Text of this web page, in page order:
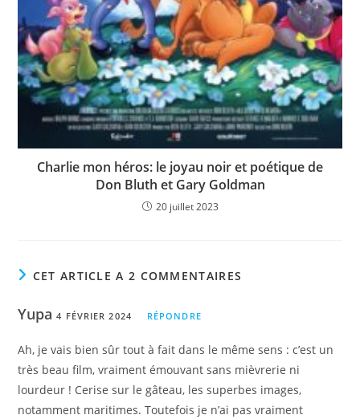
Charlie mon héros: le joyau noir et poétique de
Don Bluth et Gary Goldman
20 juillet 2023
CET ARTICLE A 2 COMMENTAIRES
Yupa4 FÉVRIER 2024 RÉPONDRE
Ah, je vais bien sûr tout à fait dans le même sens : c’est un
très beau film, vraiment émouvant sans mièvrerie ni
lourdeur ! Cerise sur le gâteau, les superbes images,
notamment maritimes. Toutefois je n’ai pas vraiment